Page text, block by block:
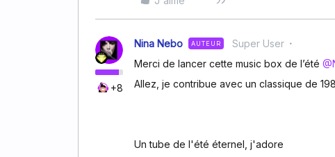
+8
Nina Nebo AUTEUR Super User
Merci de lancer cette music box de l’été ​
Allez, je contribue avec un classique de
Un tube de l'été éternel, j'adore